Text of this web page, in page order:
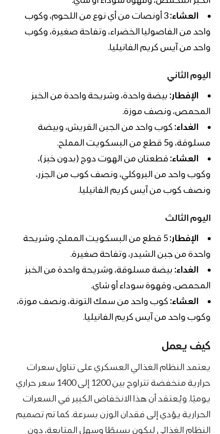
العشاء:
3 أونصات من أي نوع من اللحوم، وكوب
واحد من الفاصوليا الخضراء، وتفاحة صغيرة، وكوب
واحد من آيس كريم الفانيليا.
اليوم الثاني
الإفطار: بيضة واحدة، وشريحة واحدة من الخبز
المحمص، ونصف موزة.
الغداء: كوب واحد من الجبن القريش، وبيضة
مسلوقة، و5 قطع من البسكويت المملح.
العشاء: قطعتان من الهوت دوج (بدون خبز)،
وكوب واحد من البروكلي، ونصف كوب من الجزر،
ونصف كوب من آيس كريم الفانيليا.
اليوم الثالث
الإفطار:
5 قطع من البسكويت المملح، وشريحة
واحدة من جبن الشيدر، وتفاحة صغيرة.
الغداء: بيضة مسلوقة، وشريحة واحدة من الخبز
المحمص، وقهوة سوداء أو شاي.
العشاء: كوب واحد من سمك التونة، ونصف موزة،
وكوب واحد من آيس كريم الفانيليا.
كيف يعمل
يعتمد النظام الغذائي العسكري على تناول سعرات
حرارية منخفضة تتراوح بين 1200 إلى 1400 سعر حراري
يوميًا. ويُعتقد أن هذا الانخفاض الكبير في السعرات
الحرارية يؤدي إلى فقدان الوزن بسرعة. كما تم تصميم
النظام الغذائي ليكون بسيطًا وسهل المتابعة، دون